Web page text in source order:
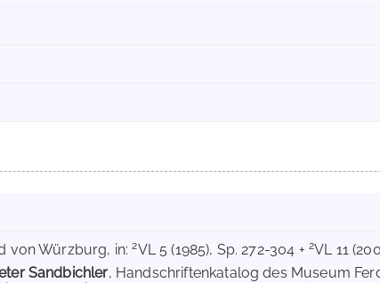
von Würzburg, in:2VL 5 (1985), Sp. 272-304 + 2VL 11
Sandbichler, Handschriftenkatalog des Museum